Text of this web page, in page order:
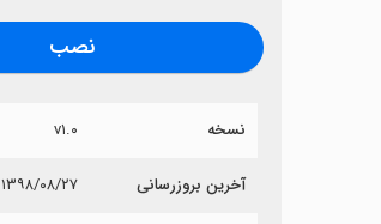
نصب
نسخه v۱.۰
آخرین بروزرسانی ۱۳۹۸/۰۸/۲۷